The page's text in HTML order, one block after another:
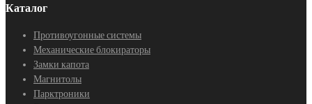
Каталог
Противоугонные системы
Механические блокираторы
Замки капота
Магнитолы
Парктроники